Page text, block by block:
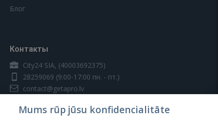
Блог
Контакты
City24 SIA, (40003692375)
28259069 (9:00-17:00 пн. - пт.)
contact@getapro.lv
Mums rūp jūsu konfidencialitāte